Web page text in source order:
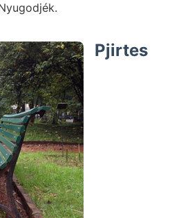
Pjirtes